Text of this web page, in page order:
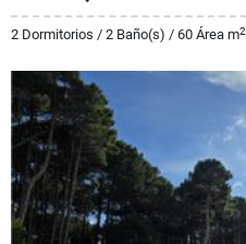
2 Dormitorios / 2 Baño(s) / 60 Área m2